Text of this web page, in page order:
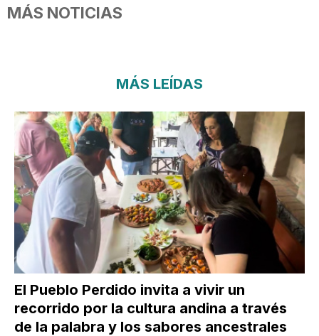
MÁS NOTICIAS
MÁS LEÍDAS
El Pueblo Perdido invita a vivir un
recorrido por la cultura andina a través
de la palabra y los sabores ancestrales